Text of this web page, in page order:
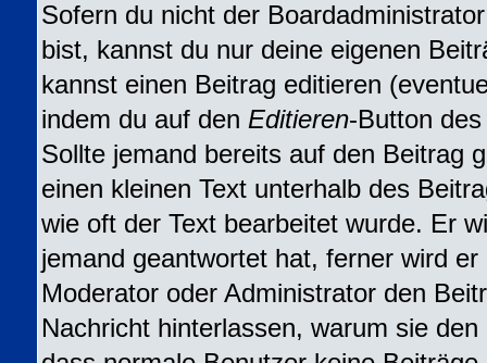
Sofern du nicht der
bist, kannst du nur deine eigenen
kannst einen Beitrag editieren
indem du auf den Editieren-Button
Sollte jemand bereits auf den Beitrag
einen kleinen Text unterhalb des
wie oft der Text bearbeitet wurde. Er
jemand geantwortet hat, ferner wird
Moderator oder Administrator den
Nachricht hinterlassen, warum sie